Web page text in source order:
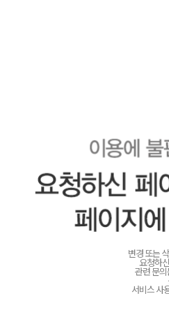
변경 또는
요청하
관련 문
서비스 사